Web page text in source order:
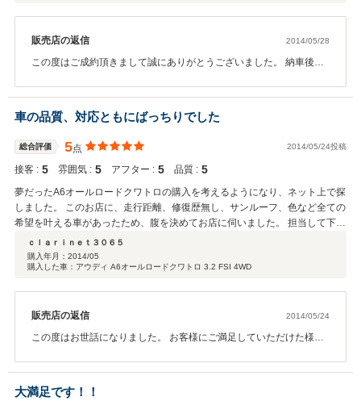
販売店の返信 2014/05/28
この度はご成約頂きまして誠にありがとうございました。 納車後も
とも宜しくお願い致します。
車の品質、対応ともにばっちりでした
総合評価 5点 2014/05/24投稿
接客 : 5 雰囲気 : 5 アフター : 5 品質 : 5
夢だったA6オールロードクワトロの購入を考えるようになり、ネット上で探
しました。 このお店に、走行距離、修復歴無し、サンルーフ、色など全ての
希望を叶える車があったため、腹を決めてお店に伺いました。 担当して下さ
ったかたは非常に感じがよく、説明もわかりやすかったです。 お店全体とし
てそういう雰囲気がある店舗だと感じました。 直感で大丈夫そうだと感じ、
その場で購入を決定しました。 連絡や対応の迅速さにもスピード感があり、
に触ったりしておりますが瑕疵も一切なく、車の品質のよさに感動し、そし
て、自分の勘のよさにも驚きました(笑)。 中古車はさまざまな要因があると
思いますので、その時々の運も左右するとは思いますが、今回、本当に満足
しております。 良い車とお店、担当者の方に出会えてよかったです。 非常
にラッキーだと感じております。 お勧めできるお店です。
ｃｌａｒｉｎｅｔ３０６５
購入年月： 2014/05
購入した車：アウディ A6オールロードクワトロ 3.2 FSI 4WD
販売店の返信 2014/05/24
この度はお世話になりました。 お客様にご満足していただけた様で
お車をご使用して頂ければと思います。 お車というものはご納車後
からが、お客様と弊社の本当のお付き合いだと思っておりますの
大満足です！！